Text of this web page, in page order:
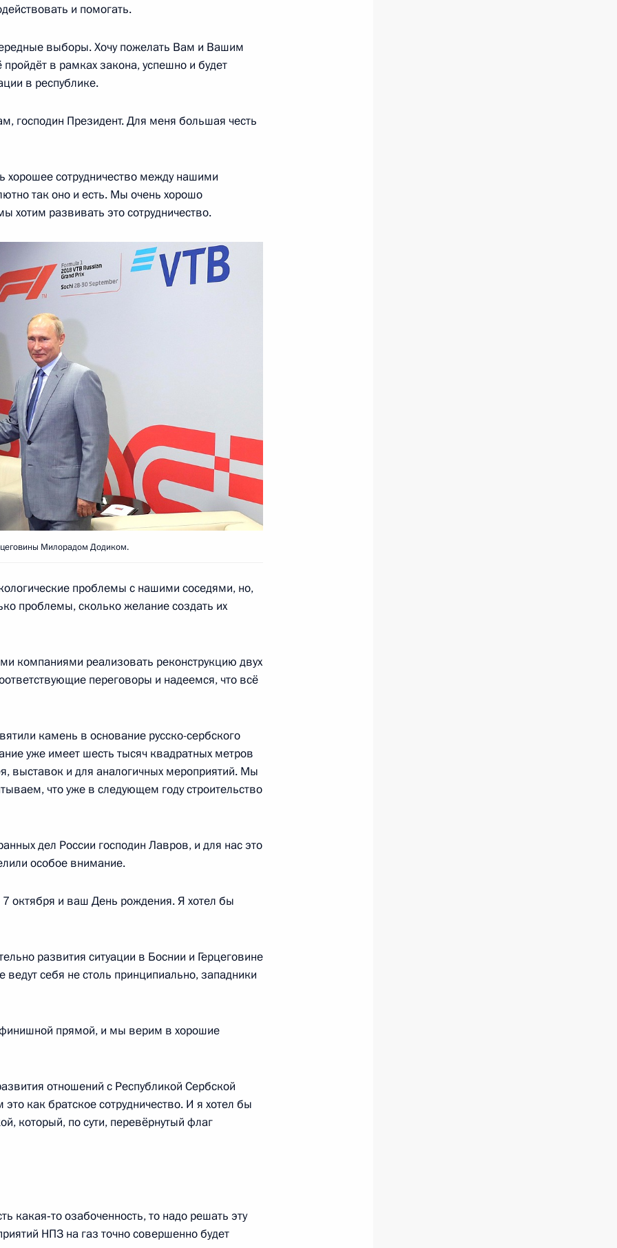
Ново-Огарёво
с Президентом Сербии
Цзиньпину по случаю 69-й
Республики
Боснии
1»
независимости Абхазии
Управления Президента
начальника
Джоко Видодо
Эмомали Рахмоном
Жээнбековым
и помогать.
выборы. Хочу пожелать Вам и Вашим
в рамках закона, успешно и будет
в республике.
господин Президент. Для меня большая честь
хорошее сотрудничество между нашими
так оно и есть. Мы очень хорошо
хотим развивать это сотрудничество.
Милорадом Додиком.
проблемы с нашими соседями, но,
проблемы, сколько желание создать их
компаниями реализовать реконструкцию двух
переговоры и надеемся, что всё
камень в основание русско-сербского
уже имеет шесть тысяч квадратных метров
выставок и для аналогичных мероприятий. Мы
что уже в следующем году строительство
дел России господин Лавров, и для нас это
особое внимание.
октября и ваш День рождения. Я хотел бы
развития ситуации в Боснии и Герцеговине
ведут себя не столь принципиально, западники
прямой, и мы верим в хорошие
отношений с Республикой Сербской
как братское сотрудничество. И я хотел бы
который, по сути, перевёрнутый флаг
какая‑то озабоченность, то надо решать эту
НПЗ на газ точно совершенно будет